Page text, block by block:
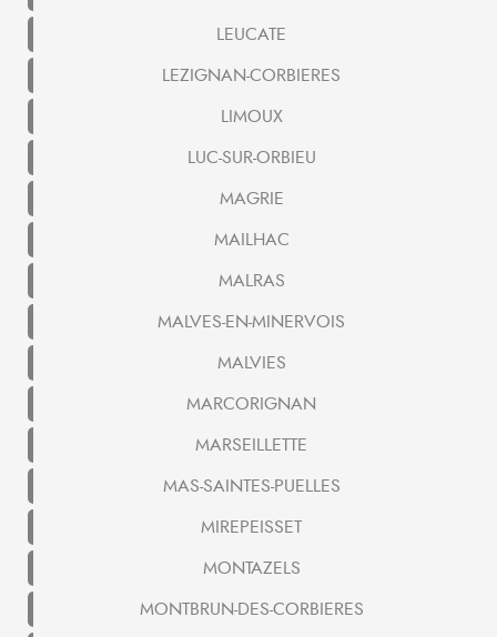
LEUCATE
LEZIGNAN-CORBIERES
LIMOUX
LUC-SUR-ORBIEU
MAGRIE
MAILHAC
MALRAS
MALVES-EN-MINERVOIS
MALVIES
MARCORIGNAN
MARSEILLETTE
MAS-SAINTES-PUELLES
MIREPEISSET
MONTAZELS
MONTBRUN-DES-CORBIERES